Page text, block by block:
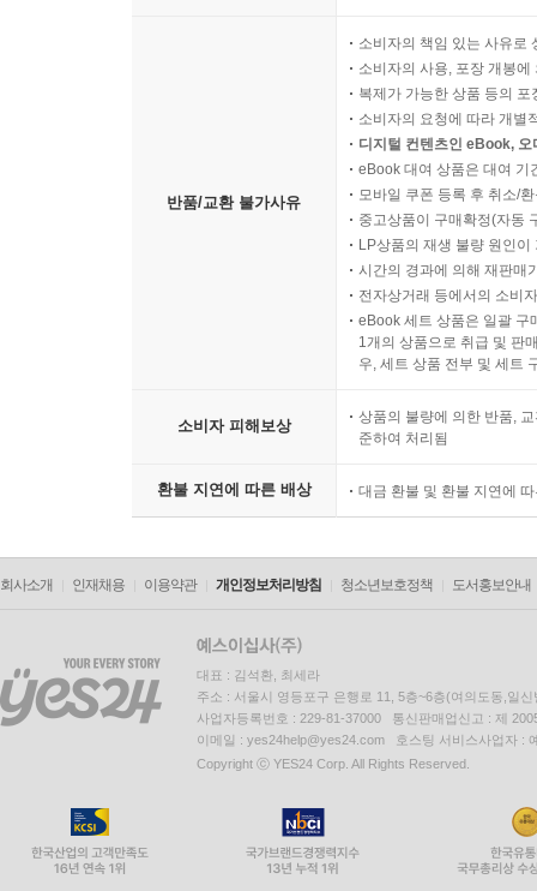
반품/교환 불가사유
소비자의 책임 있는 사유로
소비자의 사용, 포장 개봉
복제가 가능한 상품 등의
소비자의 요청에 따라 개별
디지털 컨텐츠인 eBook,
eBook 대여 상품은 대여 기
모바일 쿠폰 등록 후 취소/
중고상품이 구매확정(자동
LP상품의 재생 불량 원인
시간의 경과에 의해 재판매
전자상거래 등에서의 소비
eBook 세트 상품은 일괄 구
1개의 상품으로 취급 및 판
우, 세트 상품 전부 및 세트
소비자 피해보상
상품의 불량에 의한 반품,
준하여 처리됨
환불 지연에 따른 배상 대금 환불 및 환불 지연에
회사소개 인재채용 이용약관 개인정보처리방침 청소년보호정책 도서홍보안내
대표 : 김석환, 최세라
주소 : 서울시 영등포구 은행로 11, 5층~6층(여의도동,일신
사업자등록번호 : 229-81-37000 통신판매업신고 : 제
이메일 : yes24help@yes24.com 호스팅 서비스사업자 :
Copyright ⓒ YES24 Corp. All Rights Reserved.